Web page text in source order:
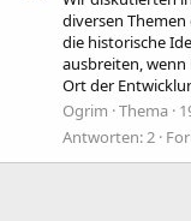
diversen
die historische
ausbreiten, wenn
Ort der
Ogrim Thema
Antworten: 2